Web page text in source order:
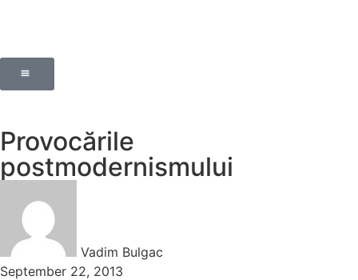
Provocările
postmodernismului
Vadim Bulgac
September 22, 2013